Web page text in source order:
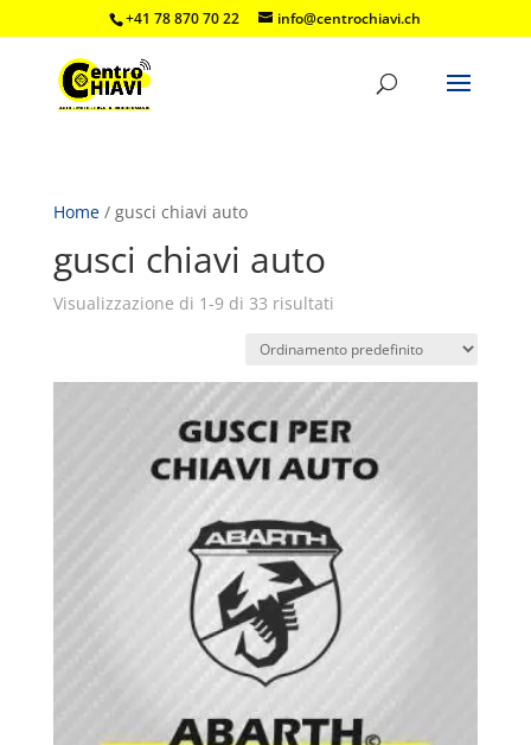
+41 78 870 70 22 info@centrochiavi.ch
Home/ gusci chiavi auto
gusci chiavi auto
Visualizzazione di 1-9 di 33 risultati